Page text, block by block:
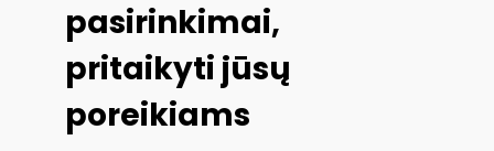
pasirinkimai,
pritaikyti jūsų
poreikiams